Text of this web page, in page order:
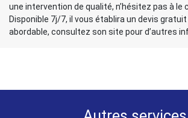
une intervention de qualité, n’hésitez pas à le
Disponible 7j/7, il vous établira un devis
abordable, consultez son site pour d’autres